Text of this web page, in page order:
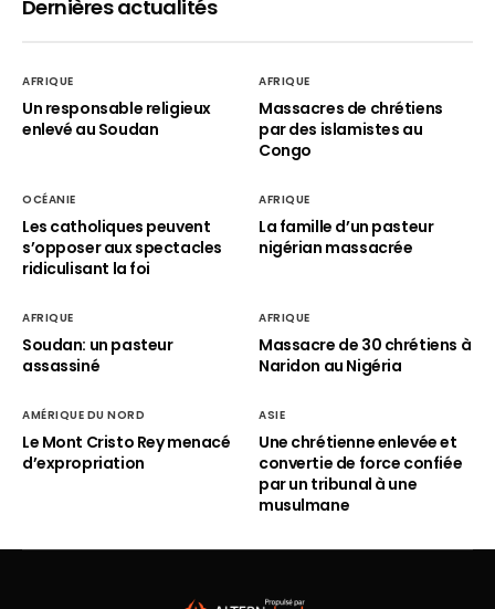
Dernières actualités
AFRIQUE
Un responsable religieux
enlevé au Soudan
AFRIQUE
Massacres de chrétiens
par des islamistes au
Congo
OCÉANIE
Les catholiques peuvent
s’opposer aux spectacles
ridiculisant la foi
AFRIQUE
La famille d’un pasteur
nigérian massacrée
AFRIQUE
Soudan: un pasteur
assassiné
AFRIQUE
Massacre de 30 chrétiens à
Naridon au Nigéria
AMÉRIQUE DU NORD
Le Mont Cristo Rey menacé
d’expropriation
ASIE
Une chrétienne enlevée et
convertie de force confiée
par un tribunal à une
musulmane